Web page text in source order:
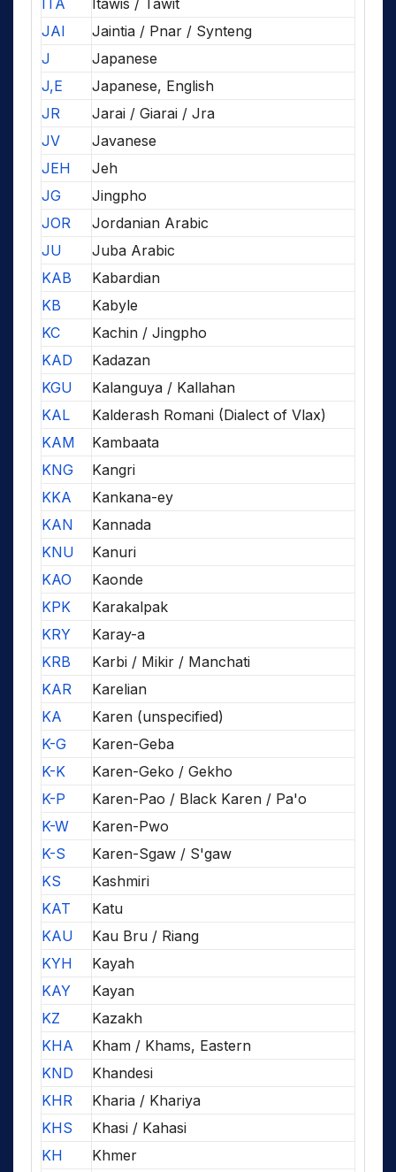
JAI
Jaintia / Pnar / Synteng
J
Japanese
J,E
Japanese, English
JR
Jarai / Giarai / Jra
JV
Javanese
JEH
Jeh
JG
Jingpho
JOR
Jordanian Arabic
JU
Juba Arabic
KAB
Kabardian
KB
Kabyle
KC
Kachin / Jingpho
KAD
Kadazan
KGU
Kalanguya / Kallahan
KAL
Kalderash Romani (Dialect of Vlax)
KAM
Kambaata
KNG
Kangri
KKA
Kankana-ey
KAN
Kannada
KNU
Kanuri
KAO
Kaonde
KPK
Karakalpak
KRY
Karay-a
KRB
Karbi / Mikir / Manchati
KAR
Karelian
KA
Karen (unspecified)
K-G
Karen-Geba
K-K
Karen-Geko / Gekho
K-P
Karen-Pao / Black Karen / Pa'o
K-W
Karen-Pwo
K-S
Karen-Sgaw / S'gaw
KS
Kashmiri
KAT
Katu
KAU
Kau Bru / Riang
KYH
Kayah
KAY
Kayan
KZ
Kazakh
KHA
Kham / Khams, Eastern
KND
Khandesi
KHR
Kharia / Khariya
KHS
Khasi / Kahasi
KH
Khmer